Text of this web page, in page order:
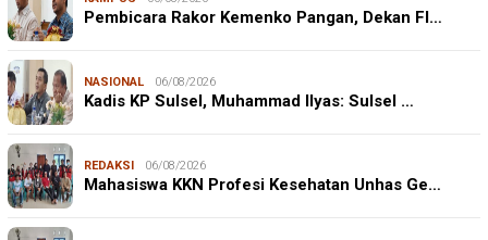
Pembicara Rakor Kemenko Pangan, Dekan FI…
NASIONAL 06/08/2026
Kadis KP Sulsel, Muhammad Ilyas: Sulsel …
REDAKSI 06/08/2026
Mahasiswa KKN Profesi Kesehatan Unhas Ge…